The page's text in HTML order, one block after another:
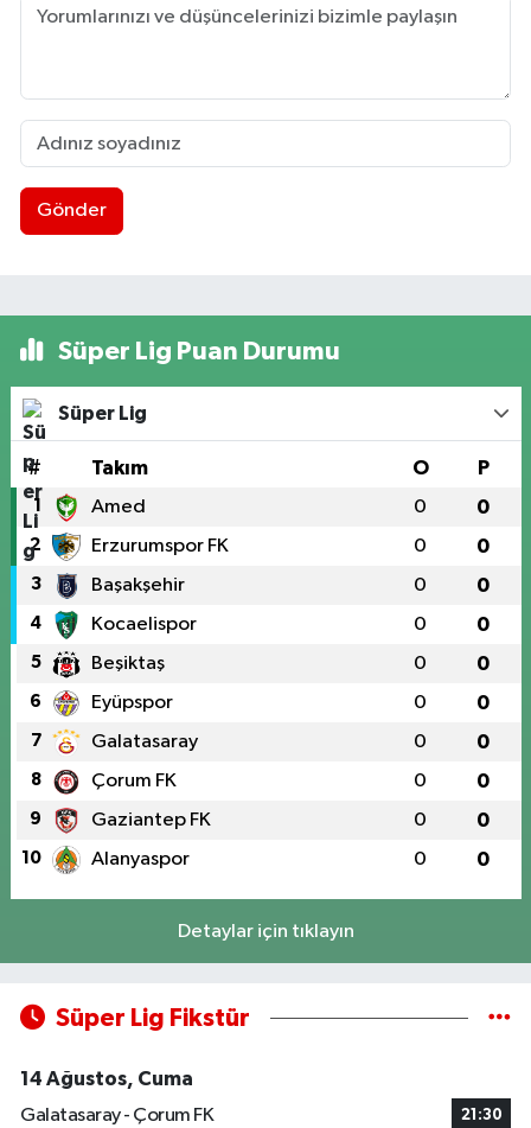
Gönder
Süper Lig Puan Durumu
Süper Lig
# Takım O P
1 Amed 0 0
2 Erzurumspor FK 0 0
3 Başakşehir 0 0
4 Kocaelispor 0 0
5 Beşiktaş 0 0
6 Eyüpspor 0 0
7 Galatasaray 0 0
8 Çorum FK 0 0
9 Gaziantep FK 0 0
10 Alanyaspor 0 0
Detaylar için tıklayın
Süper Lig Fikstür
14 Ağustos, Cuma
Galatasaray - Çorum FK
21:30